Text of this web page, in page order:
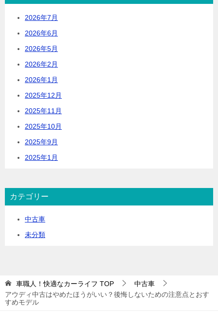
2026年7月
2026年6月
2026年5月
2026年2月
2026年1月
2025年12月
2025年11月
2025年10月
2025年9月
2025年1月
カテゴリー
中古車
未分類
車職人！快適なカーライフ TOP
中古車
アウディ中古はやめたほうがいい？後悔しないための注意点とおす
すめモデル